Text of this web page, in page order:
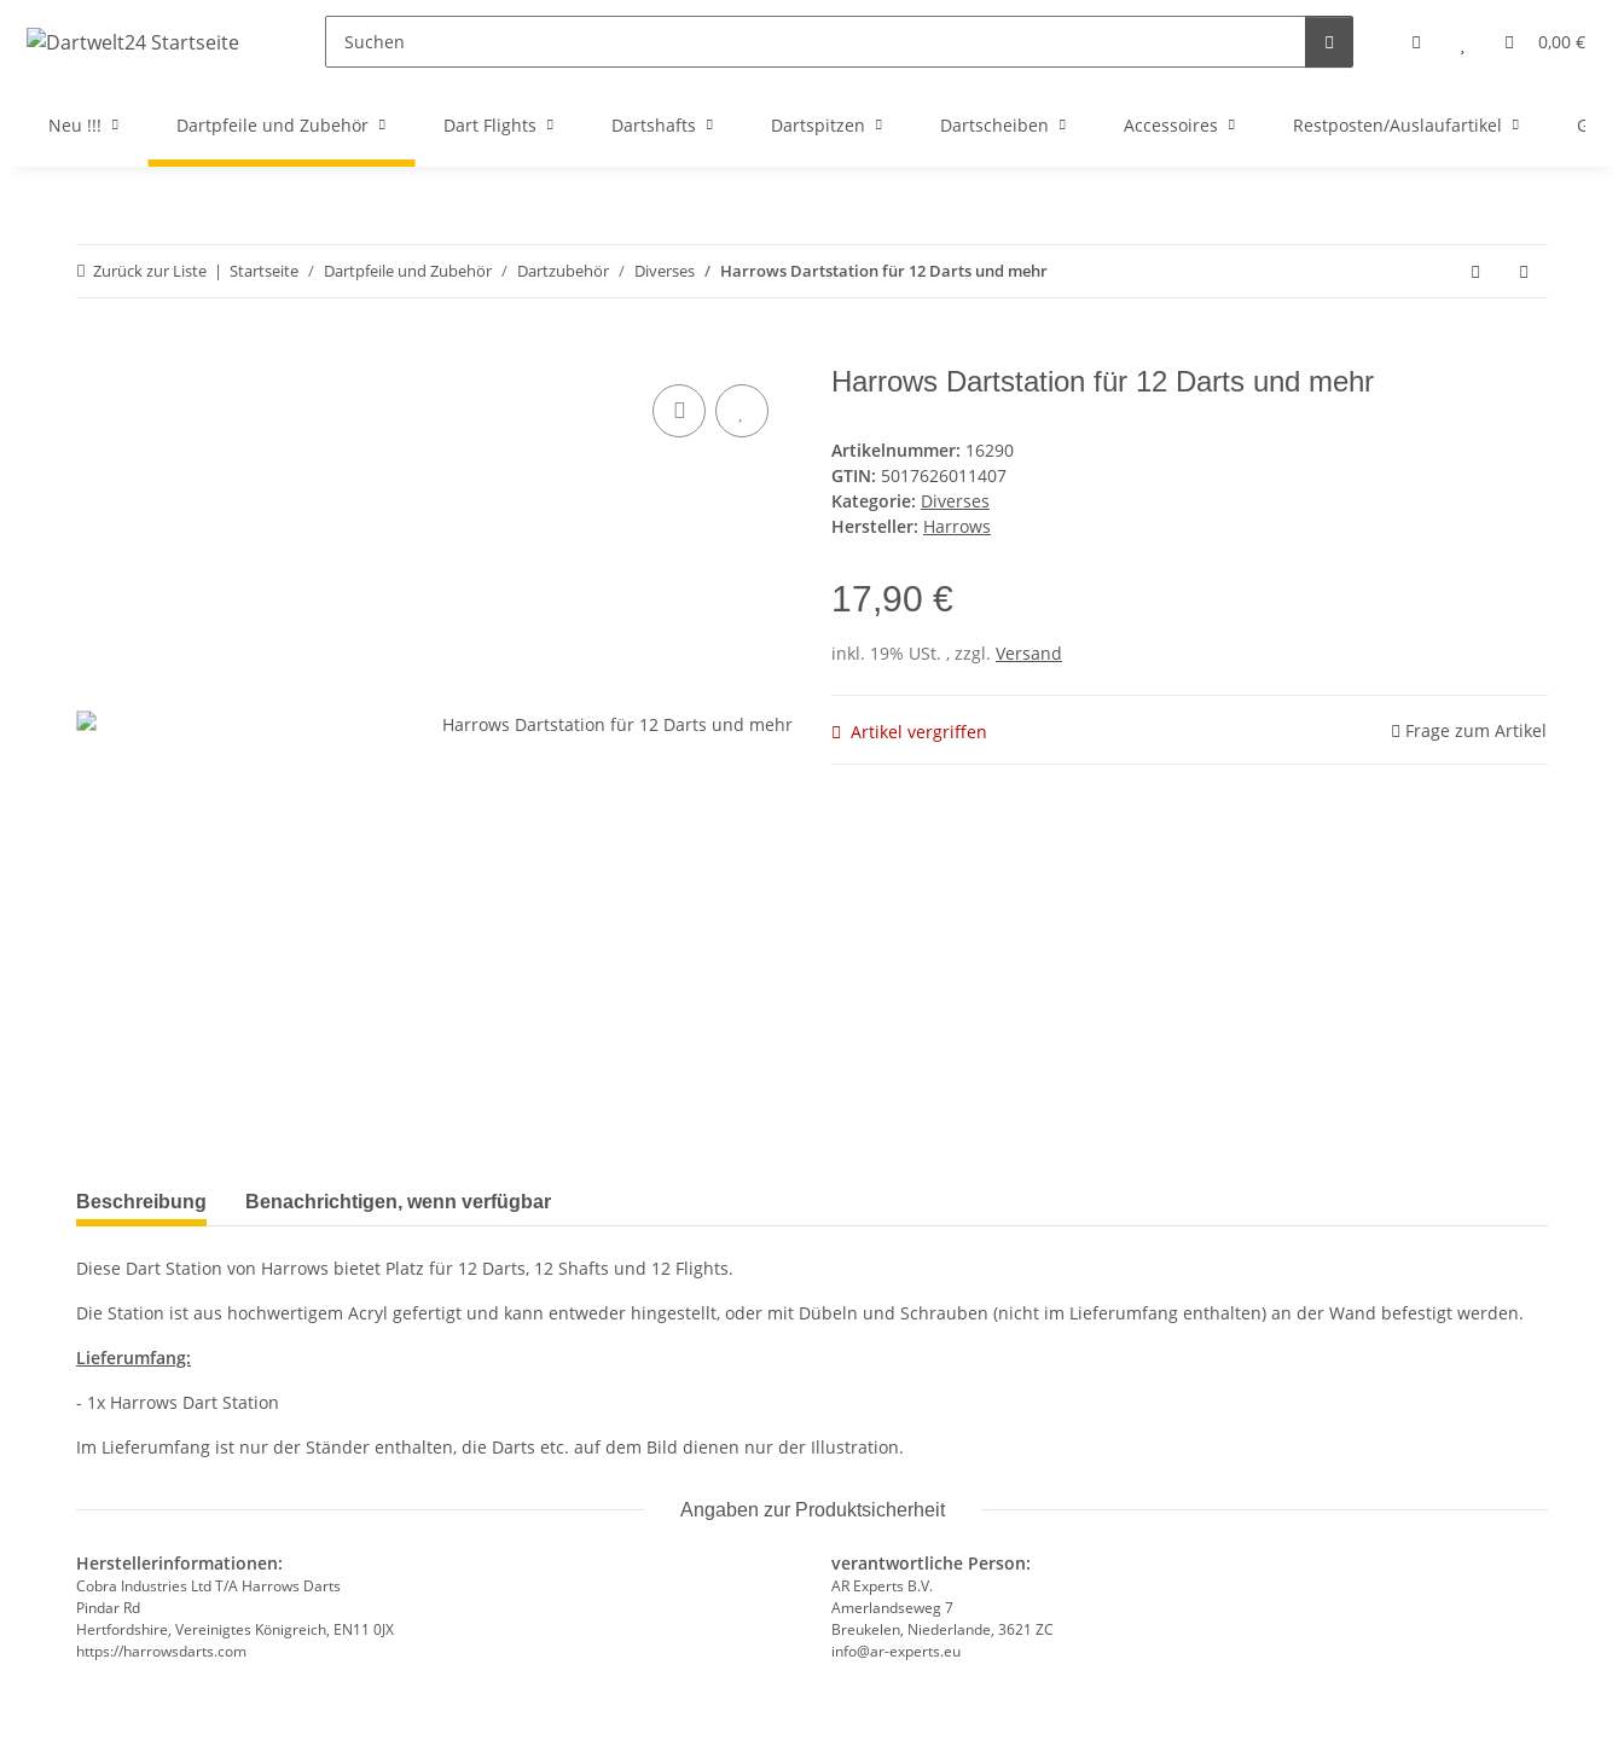
0,00 €
Neu !!! Dartpfeile und Zubehör Dart Flights Dartshafts Dartspitzen Dartscheiben Accessoires Restposten/Auslaufartikel
Zurück zur Liste Startseite Dartpfeile und Zubehör Dartzubehör Diverses Harrows Dartstation für 12 Darts und mehr
Harrows Dartstation für 12 Darts und mehr
Artikelnummer: 16290
GTIN: 5017626011407
Kategorie: Diverses
Hersteller: Harrows
17,90 €
inkl. 19% USt. , zzgl. Versand
Artikel vergriffen Frage zum Artikel
weitere Registerkarten anzeigen
Beschreibung Benachrichtigen, wenn verfügbar
Diese Dart Station von Harrows bietet Platz für 12 Darts, 12 Shafts und 12 Flights.
Die Station ist aus hochwertigem Acryl gefertigt und kann entweder hingestellt, oder mit Dübeln und Schrauben (nicht im Lieferumfang enthalten) an der Wand befestigt werden.
Lieferumfang:
- 1x Harrows Dart Station
Im Lieferumfang ist nur der Ständer enthalten, die Darts etc. auf dem Bild dienen nur der Illustration.
Angaben zur Produktsicherheit
Herstellerinformationen:
Cobra Industries Ltd T/A Harrows Darts
Pindar Rd
Hertfordshire, Vereinigtes Königreich, EN11 0JX
https://harrowsdarts.com
verantwortliche Person:
AR Experts B.V.
Amerlandseweg 7
Breukelen, Niederlande, 3621 ZC
info@ar-experts.eu